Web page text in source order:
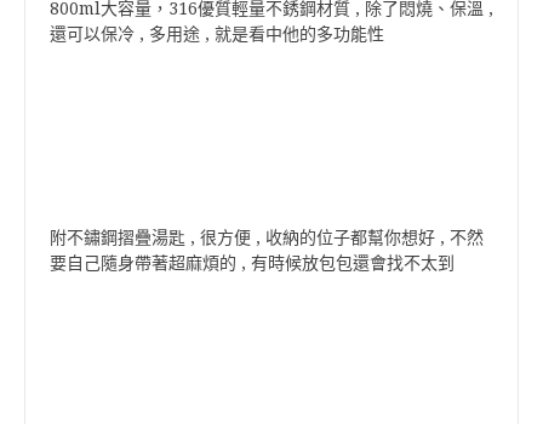
800ml大容量，316優質輕量不銹鋼材質 , 除了悶燒、保溫 ,
還可以保冷 , 多用途 , 就是看中他的多功能性
附不鏽鋼摺疊湯匙 , 很方便 , 收納的位子都幫你想好 , 不然
要自己隨身帶著超麻煩的 , 有時候放包包還會找不太到